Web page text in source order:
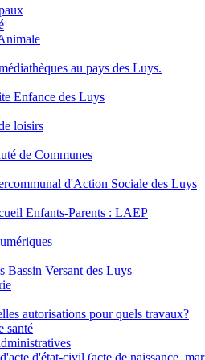
au pays des Luys.
Enfance des Luys
loisirs
de Communes
d'Action Sociale des Luys
Enfants-Parents : LAEP
Bassin Versant des Luys
autorisations pour quels travaux?
santé
d'état-civil (acte de naissance,